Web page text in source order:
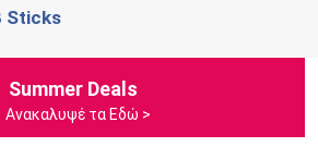
Sticks
Summer Deals
Ανακαλυψέ τα Εδώ >